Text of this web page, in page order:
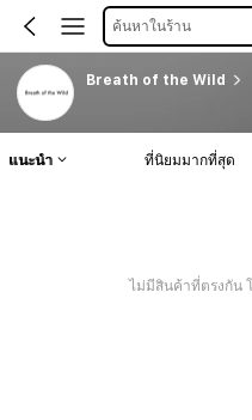
ค้นหาในร้าน
Breath of the Wild
แนะนำ ที่นิยมมากที่สุด
ไม่มีสินค้าที่ตรงกัน